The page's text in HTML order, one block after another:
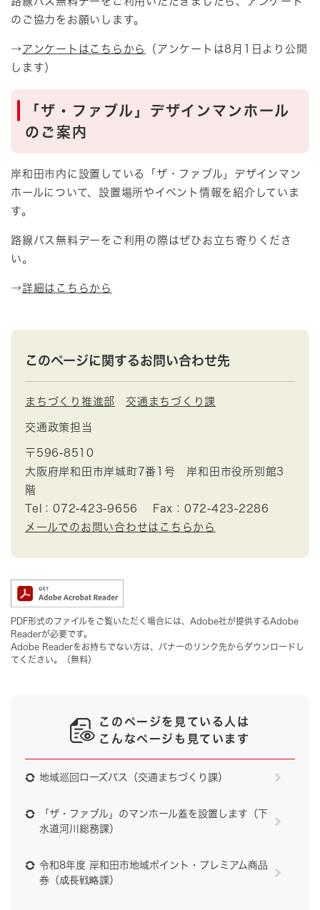
のご協力をお願いします。
→ アンケートはこちらから
（アンケートは8月1日より公開
します）
「ザ・ファブル」デザインマンホール
のご案内
岸和田市内に設置している「ザ・ファブル」デザインマン
ホールについて、設置場所やイベント情報を紹介していま
す。
路線バス無料デーをご利用の際はぜひお立ち寄りくださ
い。
→詳細はこちらから
このページに関するお問い合わせ先
まちづくり推進部 交通まちづくり課
交通政策担当
〒596-8510
大阪府岸和田市岸城町7番1号 岸和田市役所別館3
階
Tel：072-423-9656
Fax：072-423-2286
メールでのお問い合わせはこちらから
PDF形式のファイルをご覧いただく場合には、Adobe社が提供するAdobe
Readerが必要です。
Adobe Readerをお持ちでない方は、バナーのリンク先からダウンロードし
てください。（無料）
このページを見ている人は
こんなページも見ています
地域巡回ローズバス（交通まちづくり課）
「ザ・ファブル」のマンホール蓋を設置します（下
水道河川総務課）
令和8年度 岸和田市地域ポイント・プレミアム商品
券（成長戦略課）